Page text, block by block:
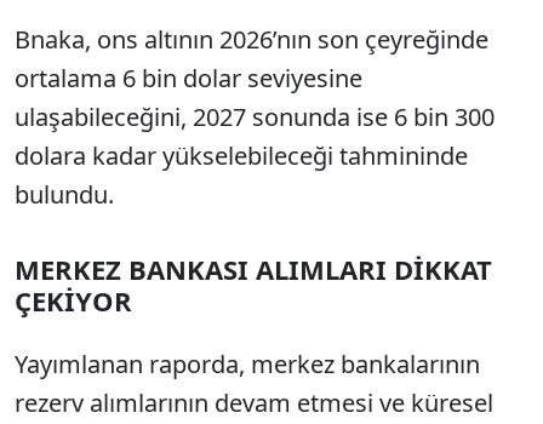
Bnaka, ons altının 2026’nın son çeyreğinde
ortalama 6 bin dolar seviyesine
ulaşabileceğini, 2027 sonunda ise 6 bin 300
dolara kadar yükselebileceği tahmininde
bulundu.
MERKEZ BANKASI ALIMLARI DİKKAT
ÇEKİYOR
Yayımlanan raporda, merkez bankalarının
rezerv alımlarının devam etmesi ve küresel